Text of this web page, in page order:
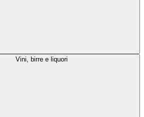
Vini, birre e liquori